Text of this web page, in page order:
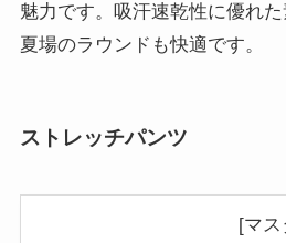
魅力です。吸汗速乾性に優れた
夏場のラウンドも快適です。
ストレッチパンツ
[マ